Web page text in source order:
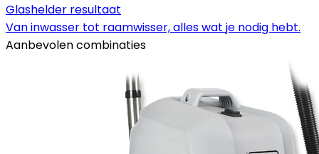
Glashelder resultaat
Van inwasser tot raamwisser, alles wat je nodig hebt.
Aanbevolen combinaties